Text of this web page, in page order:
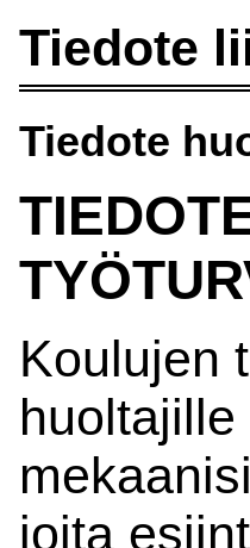
Tiedote
Tiedote
Koulujen
joita